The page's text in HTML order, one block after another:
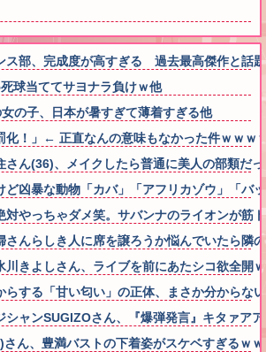
ス部、完成度が高すぎる 過去最高傑作と話
球当ててサヨナラ負けｗ他
女の子、日本が暑すぎて薄着すぎる他
化！」← 正直なんの意味もなかった件ｗｗｗ
さん(36)、メイクしたら普通に美人の部類だ
ど凶暴な動物「カバ」「アフリカゾウ」「バ
対やっちゃダメ笑。サバンナのライオンが筋
さんらしき人に席を譲ろうか悩んでいたら
川きよしさん、ライブを前にあたシコ欲全開
らする「甘い匂い」の正体、まさか分から
シャンSUGIZOさん、『爆弾発言』キタァア
さん、豊満バストの下着姿がスケベすぎるｗ